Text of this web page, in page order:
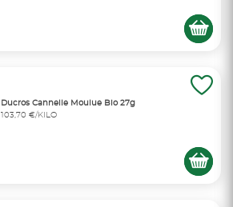
Ducros Cannelle Moulue Bio 27g
103,70 €/KILO